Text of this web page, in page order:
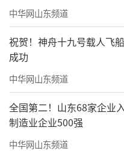
04、齐鲁之门门
绿地·齐鲁之门
踞高铁核心区，坐
中华网山东频道
祝贺！神舟十九号载人飞
成功
中华网山东频道
全国第二！山东68家企业
制造业企业500强
中华网山东频道